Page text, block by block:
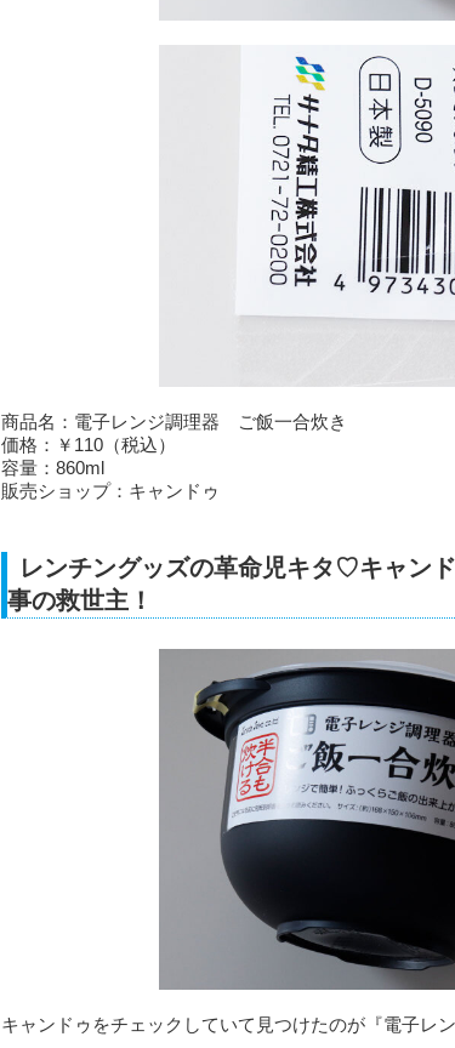
商品名：電子レンジ調理器 ご飯一合炊き
価格：￥110（税込）
容量：860ml
販売ショップ：キャンドゥ
レンチングッズの革命児キタ♡キャン
事の救世主！
キャンドゥをチェックしていて見つけたのが『電子レ